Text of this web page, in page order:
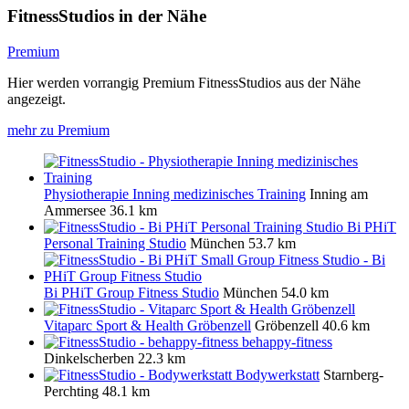
FitnessStudios in der Nähe
Premium
Hier werden vorrangig Premium FitnessStudios aus der Nähe
angezeigt.
mehr zu Premium
Physiotherapie Inning medizinisches Training Inning am
Ammersee 36.1 km
Bi PHiT
Personal Training Studio München 53.7 km
Bi PHiT Group Fitness Studio München 54.0 km
Vitaparc Sport & Health Gröbenzell Gröbenzell 40.6 km
behappy-fitness
Dinkelscherben 22.3 km
Bodywerkstatt Starnberg-
Perchting 48.1 km